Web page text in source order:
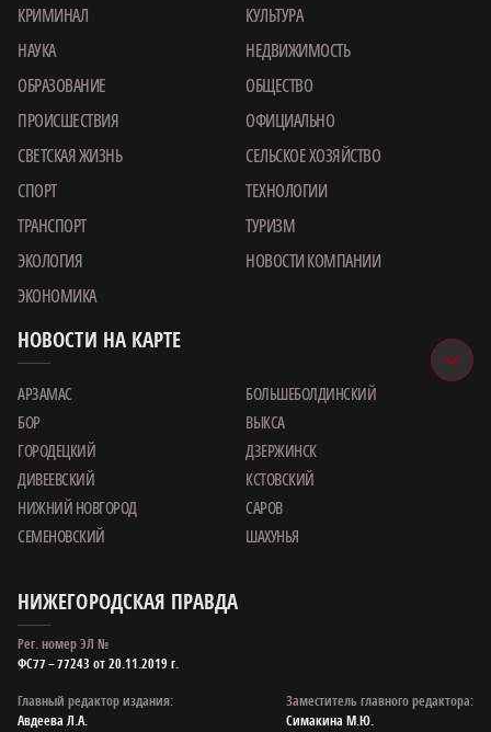
КРИМИНАЛ
КУЛЬТУРА
НАУКА
НЕДВИЖИМОСТЬ
ОБРАЗОВАНИЕ
ОБЩЕСТВО
ПРОИСШЕСТВИЯ
ОФИЦИАЛЬНО
СВЕТСКАЯ ЖИЗНЬ
СЕЛЬСКОЕ ХОЗЯЙСТВО
СПОРТ
ТЕХНОЛОГИИ
ТРАНСПОРТ
ТУРИЗМ
ЭКОЛОГИЯ
НОВОСТИ КОМПАНИИ
ЭКОНОМИКА
НОВОСТИ НА КАРТЕ
АРЗАМАС
БОЛЬШЕБОЛДИНСКИЙ
БОР
ВЫКСА
ГОРОДЕЦКИЙ
ДЗЕРЖИНСК
ДИВЕЕВСКИЙ
КСТОВСКИЙ
НИЖНИЙ НОВГОРОД
САРОВ
СЕМЕНОВСКИЙ
ШАХУНЬЯ
НИЖЕГОРОДСКАЯ ПРАВДА
Рег. номер ЭЛ №
ФС77 – 77243 от 20.11.2019 г.
Главный редактор издания:
Авдеева Л.А.
Заместитель главного редактора:
Симакина М.Ю.